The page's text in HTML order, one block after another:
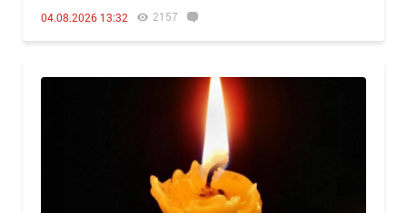
04.08.2026 13:32 2157